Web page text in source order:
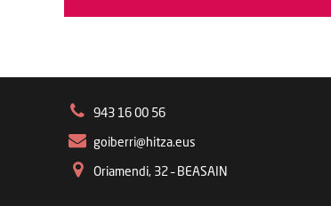
943 16 00 56
goiberri@hitza.eus
Oriamendi, 32 – BEASAIN